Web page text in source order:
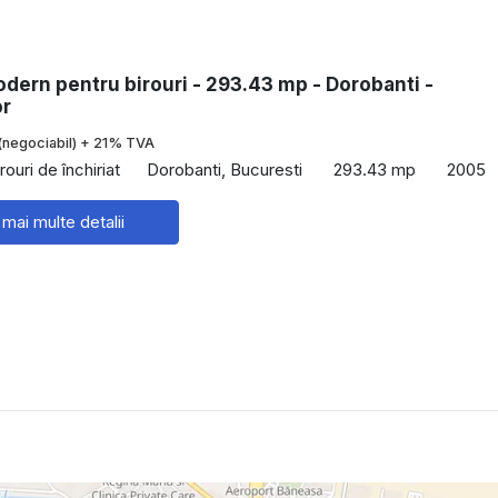
pentru birouri - 293.43 mp - Dorobanti -
+ 21% TVA
de închiriat Dorobanti, Bucuresti 293.43 mp 2005
multe detalii